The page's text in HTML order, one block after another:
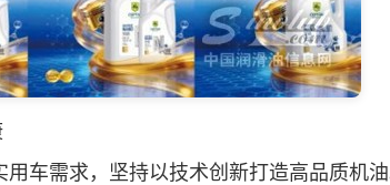
需求，坚持以技术创新打造高品质机油